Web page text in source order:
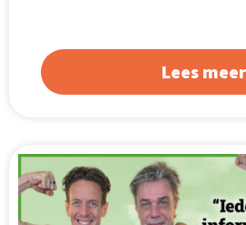
Lees meer